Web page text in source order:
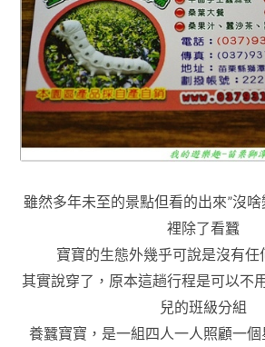
雖然多年未至的景點但看的出來”沒
裡除了看蠶
寶寶的生態外幾乎可說是沒有任
其實說穿了 ，原本這趟行程是可以不
兒的班級分組
養蠶寶寶 ，是一組四人一人照顧一